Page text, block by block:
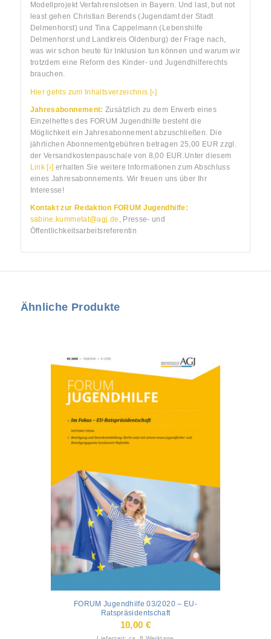
Modellprojekt Verfahrenslotsen in Bayern. Und last, but not
least gehen Christian Berends (Jugendamt der Stadt
Delmenhorst) und Tina Cappelmann (Lebenshilfe
Delmenhorst und Landkreis Oldenburg) der Frage nach,
was wir schon heute für Inklusion tun können und warum wir
trotzdem eine Reform des Kinder- und Jugendhilferechts
brauchen.
Hier gehts zum Inhaltsverzeichnis [›]
Jahresabonnement: Zusätzlich zu dem Erwerb eines
Einzelheftes des FORUM Jugendhilfe besteht die
Möglichkeit ein Jahresabonnement abzuschließen. Die
jährlichen Abonnementgebühren betragen 25,00 EUR zzgl.
der Versandkostenpauschale von 8,00 EUR.Unter diesem
Link [›] erhalten Sie weitere Informationen zum Abschluss
eines Jahresabonnements. Wir freuen uns über Ihr
Interesse!
Kontakt zur Redaktion FORUM Jugendhilfe:
sabine.kummetat@agj.de , Presse- und
Öffentlichkeitsarbeitsreferentin
Ähnliche Produkte
FORUM Jugendhilfe 03/2020 – EU-
Ratspräsidentschaft
10,00 €